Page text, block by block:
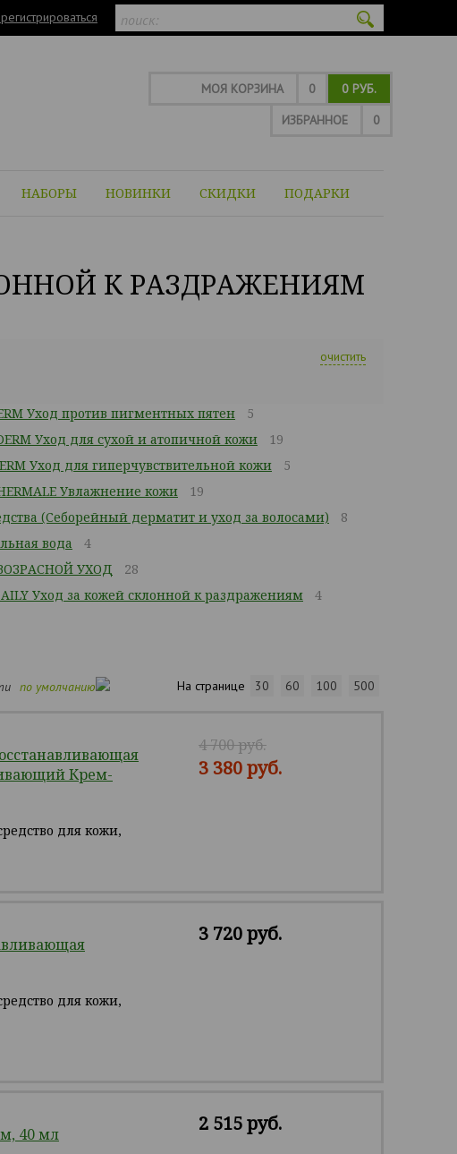
МОЯ КОРЗИНА 0
0 РУБ.
ИЗБРАННОЕ
0
НАБОРЫ НОВИНКИ СКИДКИ ПОДАРКИ
К РАЗДРАЖЕНИЯМ
очистить
Уход против пигментных пятен
5
Уход для сухой и атопичной кожи
19
Уход для гиперчувствительной кожи
5
Увлажнение кожи
19
(Себорейный дерматит и уход за волосами)
8
вода
4
УХОД
28
Уход за кожей склонной к раздражениям
4
по умолчанию На странице 30 60 100 500
Крем-
для кожи,
4 700 руб.
3 380 руб.
для кожи,
3 720 руб.
40 мл 2 515 руб.